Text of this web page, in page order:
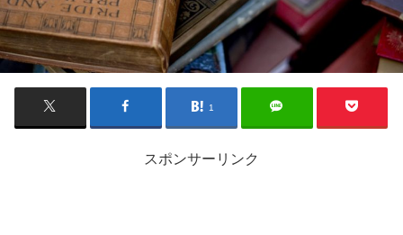
1
スポンサーリンク